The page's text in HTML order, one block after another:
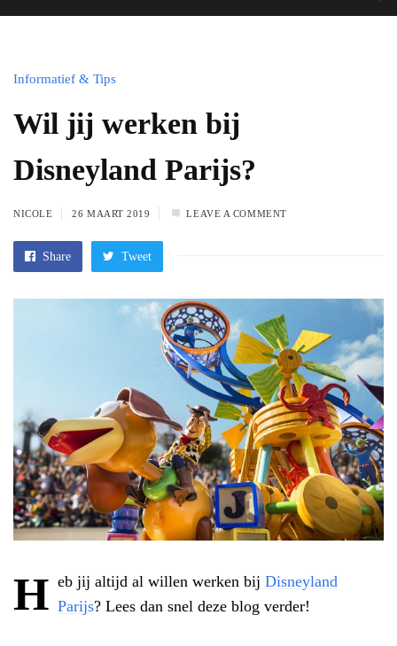
Informatief & Tips
Wil jij werken bij
Disneyland Parijs?
NICOLE 26 MAART 2019 LEAVE A COMMENT
Share Tweet
H eb jij altijd al willen werken bijDisneyland
Parijs? Lees dan snel deze blog verder!